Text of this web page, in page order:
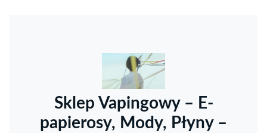
Sklep Vapingowy – E-
papierosy, Mody, Płyny –